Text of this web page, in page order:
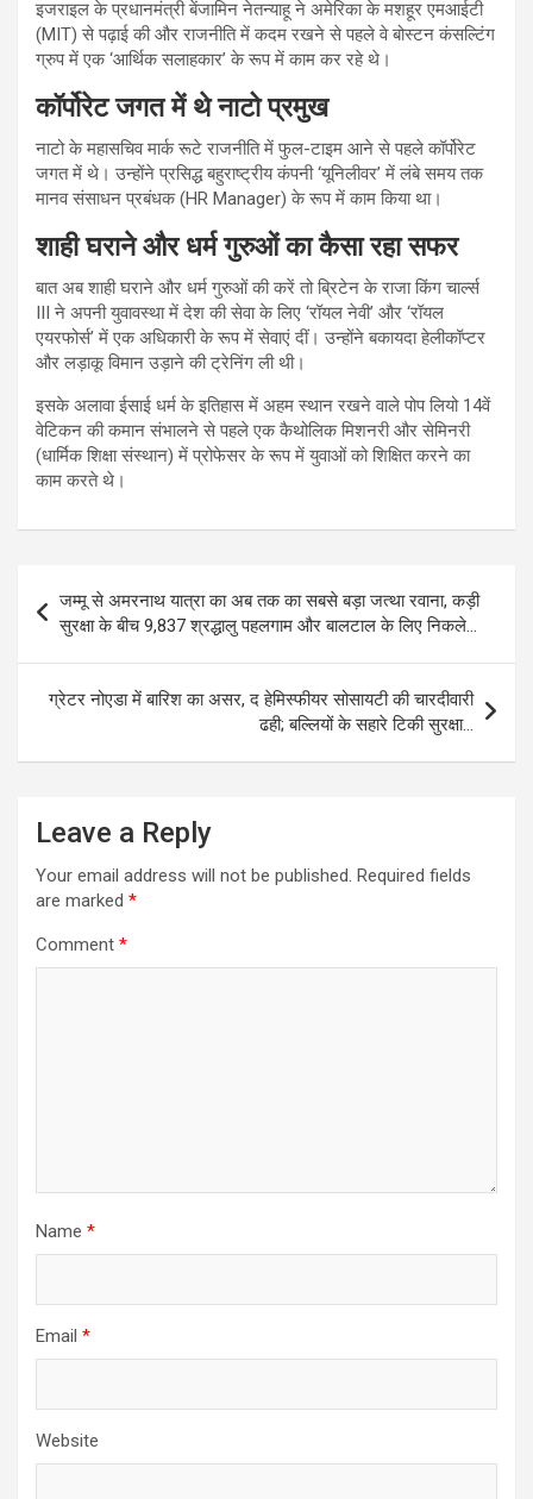
इजराइल के प्रधानमंत्री बेंजामिन नेतन्याहू ने अमेरिका के मशहूर एमआईटी
(MIT) से पढ़ाई की और राजनीति में कदम रखने से पहले वे बोस्टन कंसल्टिंग
ग्रुप में एक ‘आर्थिक सलाहकार’ के रूप में काम कर रहे थे।
कॉर्पोरेट जगत में थे नाटो प्रमुख
नाटो के महासचिव मार्क रूटे राजनीति में फुल-टाइम आने से पहले कॉर्पोरेट
जगत में थे। उन्होंने प्रसिद्ध बहुराष्ट्रीय कंपनी ‘यूनिलीवर’ में लंबे समय तक
मानव संसाधन प्रबंधक (HR Manager) के रूप में काम किया था।
शाही घराने और धर्म गुरुओं का कैसा रहा सफर
बात अब शाही घराने और धर्म गुरुओं की करें तो ब्रिटेन के राजा किंग चार्ल्स
III ने अपनी युवावस्था में देश की सेवा के लिए ‘रॉयल नेवी’ और ‘रॉयल
एयरफोर्स’ में एक अधिकारी के रूप में सेवाएं दीं। उन्होंने बकायदा हेलीकॉप्टर
और लड़ाकू विमान उड़ाने की ट्रेनिंग ली थी।
इसके अलावा ईसाई धर्म के इतिहास में अहम स्थान रखने वाले पोप लियो 14वें
वेटिकन की कमान संभालने से पहले एक कैथोलिक मिशनरी और सेमिनरी
(धार्मिक शिक्षा संस्थान) में प्रोफेसर के रूप में युवाओं को शिक्षित करने का
काम करते थे।
navigation
जम्मू से अमरनाथ यात्रा का अब तक का सबसे बड़ा जत्था रवाना, कड़ी
सुरक्षा के बीच 9,837 श्रद्धालु पहलगाम और बालटाल के लिए निकले…
ग्रेटर नोएडा में बारिश का असर, द हेमिस्फीयर सोसायटी की चारदीवारी
ढही; बल्लियों के सहारे टिकी सुरक्षा…
Leave a Reply
Your email address will not be published. Required fields
are marked *
Comment *
Name *
Email *
Website